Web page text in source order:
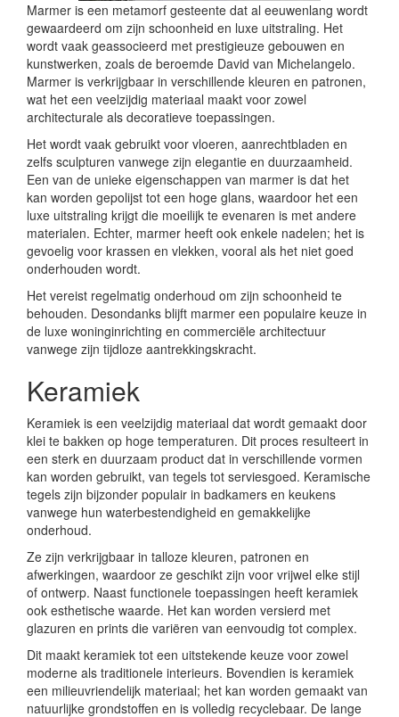
Marmer is een metamorf gesteente dat al eeuwenlang wordt
gewaardeerd om zijn schoonheid en luxe uitstraling. Het
wordt vaak geassocieerd met prestigieuze gebouwen en
kunstwerken, zoals de beroemde David van Michelangelo.
Marmer is verkrijgbaar in verschillende kleuren en patronen,
wat het een veelzijdig materiaal maakt voor zowel
architecturale als decoratieve toepassingen.
Het wordt vaak gebruikt voor vloeren, aanrechtbladen en
zelfs sculpturen vanwege zijn elegantie en duurzaamheid.
Een van de unieke eigenschappen van marmer is dat het
kan worden gepolijst tot een hoge glans, waardoor het een
luxe uitstraling krijgt die moeilijk te evenaren is met andere
materialen. Echter, marmer heeft ook enkele nadelen; het is
gevoelig voor krassen en vlekken, vooral als het niet goed
onderhouden wordt.
Het vereist regelmatig onderhoud om zijn schoonheid te
behouden. Desondanks blijft marmer een populaire keuze in
de luxe woninginrichting en commerciële architectuur
vanwege zijn tijdloze aantrekkingskracht.
Keramiek
Keramiek is een veelzijdig materiaal dat wordt gemaakt door
klei te bakken op hoge temperaturen. Dit proces resulteert in
een sterk en duurzaam product dat in verschillende vormen
kan worden gebruikt, van tegels tot serviesgoed. Keramische
tegels zijn bijzonder populair in badkamers en keukens
vanwege hun waterbestendigheid en gemakkelijke
onderhoud.
Ze zijn verkrijgbaar in talloze kleuren, patronen en
afwerkingen, waardoor ze geschikt zijn voor vrijwel elke stijl
of ontwerp. Naast functionele toepassingen heeft keramiek
ook esthetische waarde. Het kan worden versierd met
glazuren en prints die variëren van eenvoudig tot complex.
Dit maakt keramiek tot een uitstekende keuze voor zowel
moderne als traditionele interieurs. Bovendien is keramiek
een milieuvriendelijk materiaal; het kan worden gemaakt van
natuurlijke grondstoffen en is volledig recyclebaar. De lange